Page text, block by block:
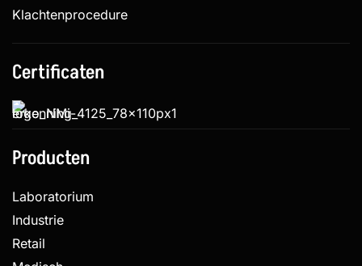
Klachtenprocedure
Certificaten
Producten
Laboratorium
Industrie
Retail